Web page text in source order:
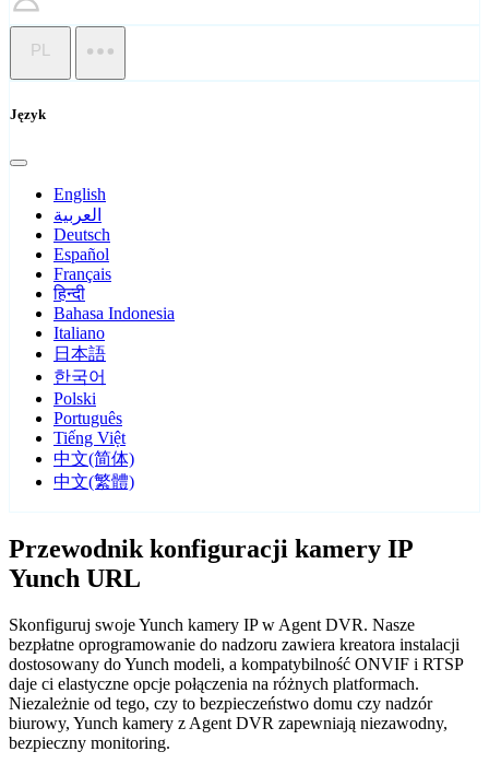
PL
Język
English
العربية
Deutsch
Español
Français
हिन्दी
Bahasa Indonesia
Italiano
日本語
한국어
Polski
Português
Tiếng Việt
中文(简体)
中文(繁體)
Przewodnik konfiguracji kamery IP
Yunch URL
Skonfiguruj swoje Yunch kamery IP w Agent DVR. Nasze
bezpłatne oprogramowanie do nadzoru zawiera kreatora instalacji
dostosowany do Yunch modeli, a kompatybilność ONVIF i RTSP
daje ci elastyczne opcje połączenia na różnych platformach.
Niezależnie od tego, czy to bezpieczeństwo domu czy nadzór
biurowy, Yunch kamery z Agent DVR zapewniają niezawodny,
bezpieczny monitoring.